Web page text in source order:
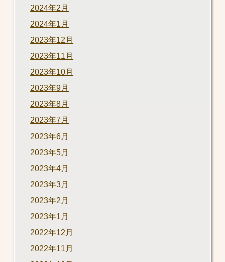
2024年2月
2024年1月
2023年12月
2023年11月
2023年10月
2023年9月
2023年8月
2023年7月
2023年6月
2023年5月
2023年4月
2023年3月
2023年2月
2023年1月
2022年12月
2022年11月